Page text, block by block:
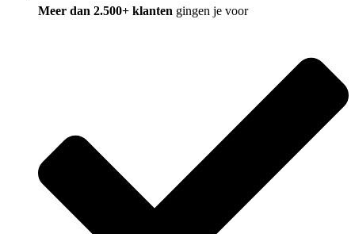
Meer dan 2.500+ klanten gingen je voor